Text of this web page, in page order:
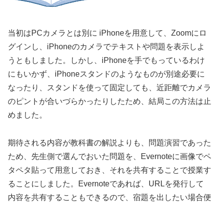
当初はPCカメラとは別に iPhoneを用意して、Zoomにロ
グインし、iPhoneのカメラでテキストや問題を表示しよ
うともしました。しかし、iPhoneを手でもっているわけ
にもいかず、iPhoneスタンドのようなものが別途必要に
なったり、スタンドを使って固定しても、近距離でカメラ
のピントが合いづらかったりしたため、結局この方法は止
めました。
期待される内容が教科書の解説よりも、問題演習であった
ため、先生側で選んでおいた問題を、Evernoteに画像でペ
タペタ貼って用意しておき、それを共有することで授業す
ることにしました。Evernoteであれば、URLを発行して
内容を共有することもできるので、宿題を出したい場合便